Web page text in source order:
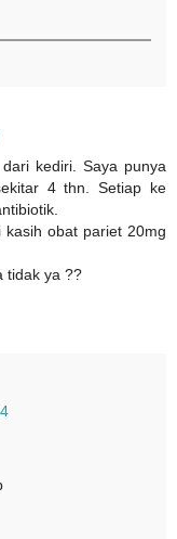
kediri. Saya punya
4 thn. Setiap ke
kasih obat pariet 20mg
tidak ya ??